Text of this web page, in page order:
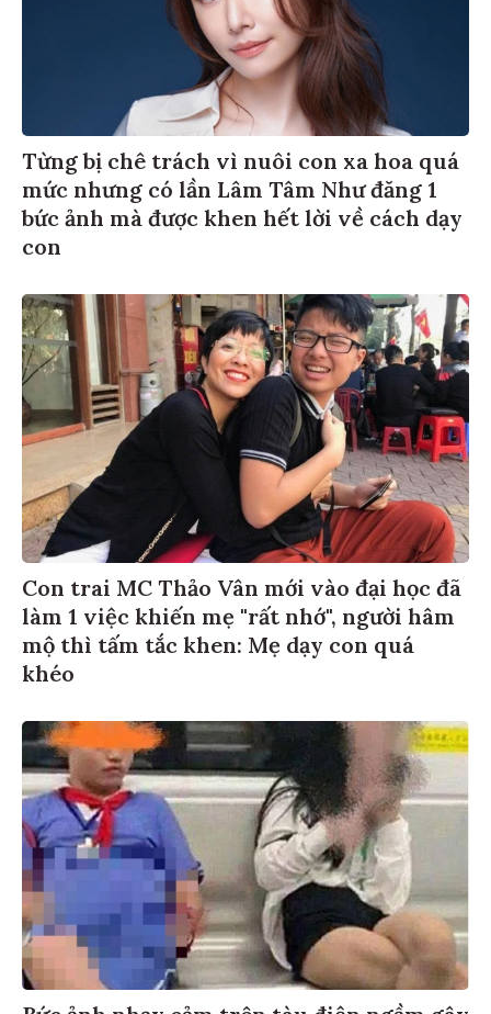
Từng bị chê trách vì nuôi con xa hoa quá
mức nhưng có lần Lâm Tâm Như đăng 1
bức ảnh mà được khen hết lời về cách dạy
con
Con trai MC Thảo Vân mới vào đại học đã
làm 1 việc khiến mẹ "rất nhớ", người hâm
mộ thì tấm tắc khen: Mẹ dạy con quá
khéo